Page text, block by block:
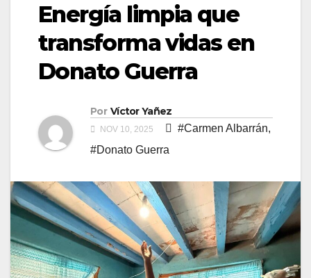
Energía limpia que
transforma vidas en
Donato Guerra
Por Víctor Yañez
NOV 10, 2025 #Carmen Albarrán,
#Donato Guerra